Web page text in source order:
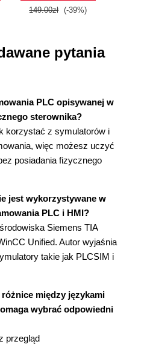
PWM
cyklicznych i sprzętowych
nauka programowania
TIA Portal
wersja próbna
programowania PLC
programowania paneli HMI
fizycznego
instalacja TIA Portal z
instalacja Factory I/O
ma znaczenie
149.00zł (-39%)
pytania
PLC opisywanej w
sterownika?
korzystać z symulatorów i
więc możesz uczyć
posiadania fizycznego
jest wykorzystywane w
PLC i HMI?
Siemens TIA
Unified. Autor wyjaśnia
takie jak PLCSIM i
między językami
wybrać odpowiedni
przegląd